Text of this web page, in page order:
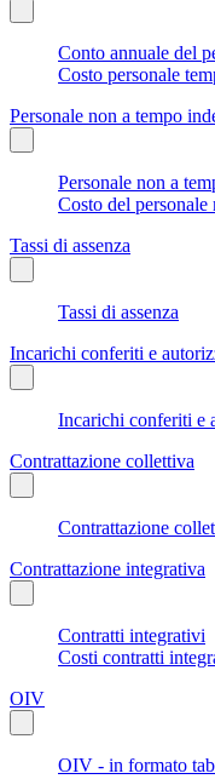
Conto annuale del
Costo personale
Personale non a tempo
Personale non a
Costo del
Tassi di assenza
Tassi di assenza
Incarichi conferiti e
Incarichi conferiti e
Contrattazione collettiva
Contrattazione
Contrattazione integrativa
Contratti integrativi
Costi contratti
OIV
OIV - in formato